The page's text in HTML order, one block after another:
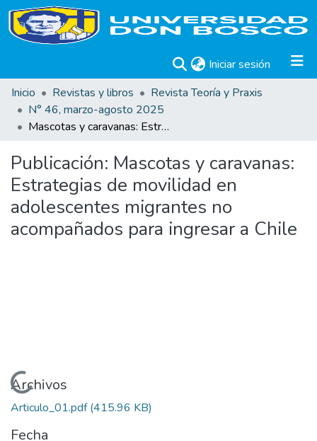
Iniciar sesión (current)
Inicio
Revistas y libros
Revista Teoría y Praxis
N° 46, marzo-agosto 2025
Mascotas y caravanas: Estrategias de movilidad en adolescentes migrantes no acompañados para ingresar a Chile
Publicación: Mascotas y caravanas:
Estrategias de movilidad en
adolescentes migrantes no
acompañados para ingresar a Chile
Cargando...
Archivos
Articulo_01.pdf(415.96 KB)
Fecha